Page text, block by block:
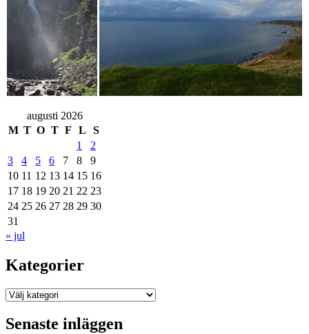
augusti 2026
M T O T F L
S
1
2
3
4 5 6 7 8
9
10 11 12 13 14 15 16
17 18 19 20 21 22 23
24 25 26 27 28 29 30
31
« jul
Kategorier
Kategorier
Senaste inläggen